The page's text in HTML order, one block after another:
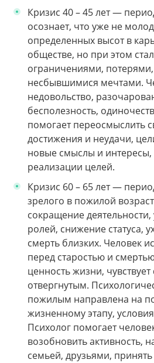
Кризис 40 – 45 лет —
осознает, что уже не
определенных высот в
обществе, но при этом
ограничениями,
несбывшимися мечтами.
недовольство,
бесполезность,
помогает переосмыслить
достижения и неудачи,
новые смыслы и интересы,
реализации целей.
Кризис 60 – 65 лет —
зрелого в пожилой
сокращение
ролей, снижение статуса,
смерть близких. Человек
перед старостью и
ценность жизни,
отвергнутым.
пожилым направлена на
жизненному этапу,
Психолог помогает
возобновить активность,
семьей, друзьями, принять